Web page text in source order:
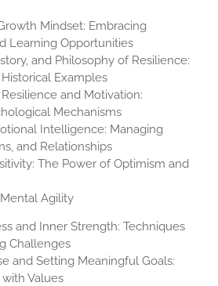
Mindset: Embracing
Learning Opportunities
and Philosophy of Resilience:
Examples
and Motivation:
Mechanisms
Intelligence: Managing
and Relationships
The Power of Optimism and
Agility
and Inner Strength: Techniques
Challenges
and Setting Meaningful Goals:
Values